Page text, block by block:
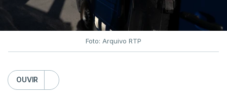
Foto: Arquivo RTP
OUVIR